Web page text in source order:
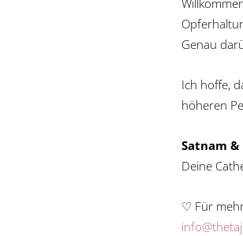
Genau
Ich hoffe,
höheren
Satnam
Deine
♡ Für